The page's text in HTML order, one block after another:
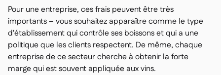
Pour une entreprise, ces frais peuvent être très
importants – vous souhaitez apparaître comme le type
d'établissement qui contrôle ses boissons et qui a une
politique que les clients respectent. De même, chaque
entreprise de ce secteur cherche à obtenir la forte
marge qui est souvent appliquée aux vins.